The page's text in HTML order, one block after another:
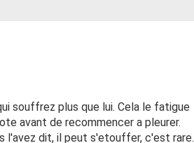
souffrez plus que lui. Cela le fatigue
avant de recommencer a pleurer.
l'avez dit, il peut s'etouffer, c'est rare.